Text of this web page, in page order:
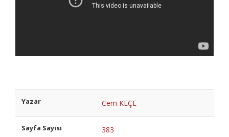
Yazar Cem KEÇE
Sayfa Sayısı 383